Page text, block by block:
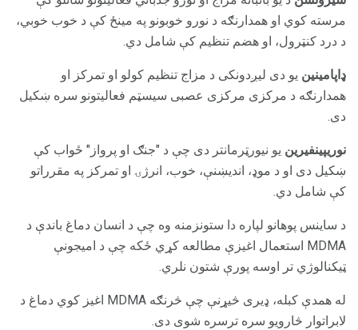
مرسته کوي او همدارنګه د نورو خوبونو په مینځ کې د خوب خوبي،
د درد کنټرول، او هضم تنظیم کې شامل دي.
ډاپامینین یو دی لیږدونکی د مزاج تنظیم کولو او تمرکز او
همدارنګه د مرکزی مرکزی عصبی سیسټم فعالیتونو سره ښکیل
دی.
نوريپینفیرین یو نیورټرمانتر دی چې د "جنګ او پرواز" ځواب کې
ښکیل دی او د موډ، اندیښنې، خوب، انرژۍ او تمرکز په مقرراتو
کې شامل دي.
د ساینس پوهانو لپاره دا ستونزمنه وه چې د انسان دماغ باندې د
MDMA استعمال اغیزې مطالعه کړي ځکه چې د امیجونې
ټیکنالوژي تر اوسه پورې شتون نلري.
له همدې کبله، ډیری څیړنې چې څرنګه MDMA اغیز کوي دماغ د
لابراتوار څارویو سره ترسره شوی دی.